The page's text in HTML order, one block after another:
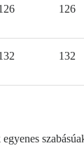
126
132